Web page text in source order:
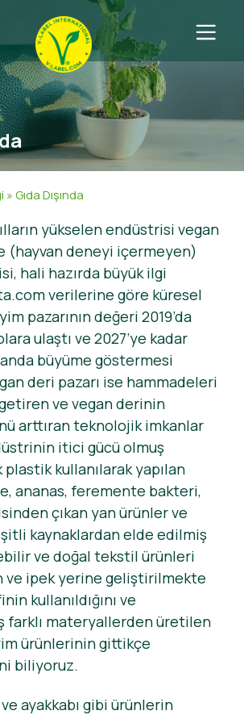
bilgiler
Edinin
Edinin
bildirin
»Gıda Dışında
yükselen endüstrisi vegan
(hayvan deneyi içermeyen)
hali hazırda büyük ilgi
verilerine göre küresel
pazarının değeri 2019’da
ulaştı ve 2027’ye kadar
büyüme göstermesi
deri pazarı ise hammadeleri
ve vegan derinin
arttıran teknolojik imkanlar
itici gücü olmuş
plastik kullanılarak yapılan
ananas, feremente bakteri,
çıkan yan ürünler ve
kaynaklardan elde edilmiş
ve doğal tekstil ürünleri
ve ipek yerine geliştirilmekte
kullanıldığını ve
farklı materyallerden üretilen
ürünlerinin gittikçe
biliyoruz.
ayakkabı gibi ürünlerin